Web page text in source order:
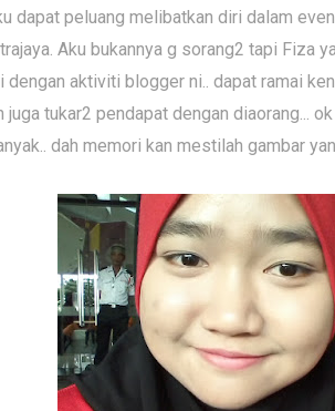
dapat peluang melibatkan diri dalam
Aku bukannya g sorang2 tapi Fiza
dengan aktiviti blogger ni.. dapat ramai
tukar2 pendapat dengan diaorang...
dah memori kan mestilah gambar